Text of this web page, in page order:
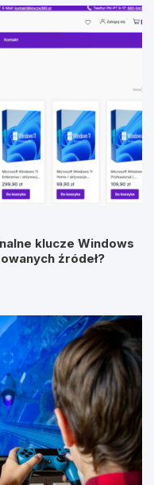
klucze Windows
źródeł?